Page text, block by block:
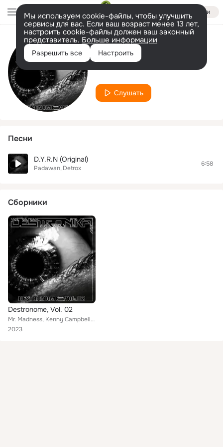
Войти
Мы используем cookie-файлы, чтобы улучшить
сервисы для вас. Если ваш возраст менее 13 лет,
настроить cookie-файлы должен ваш законный
представитель. Больше информации
Разрешить все Настроить
Исполнитель
Detrox
Слушать
Песни
D.Y.R.N (Original)
Padawan Detrox
6:58
Сборники
Destronome, Vol. 02
Mr. Madness, Kenny Campbell, The Obsessed, T3(x)3TH, Padawan, Detrox
2023